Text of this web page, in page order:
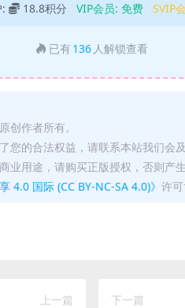
18.8积分 VIP会员: 免费 SVIP
已有 136 人解锁查看
创作者所有。
的合法权益，请联系本站我们会及
业用途，请购买正版授权，否则产
4.0 国际 (CC BY-NC-SA 4.0)》 许
上一篇 下一篇